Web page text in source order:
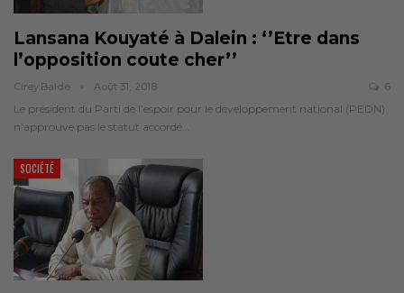
Lansana Kouyaté à Dalein : ‘’Etre dans
l’opposition coute cher’’
Cirey.balde Août 31, 2018 6
Le président du Parti de l’espoir pour le développement national (PEDN)
n’approuve pas le statut accordé…
SOCIÉTÉ